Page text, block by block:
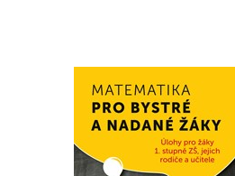
Matematika pro
bystré a nadané žáky
Irena Budínová
,
Růžena Blažková
,
Milena Vaňurová
Helena Durnová